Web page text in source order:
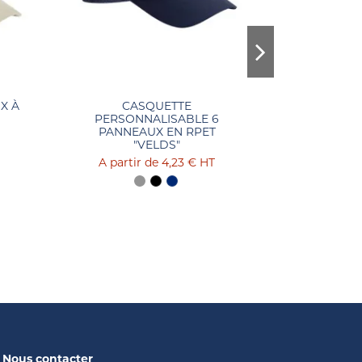
À
CASQUETTE
PERSONNALISABLE 6
PANNEAUX EN RPET
"VELDS"
4,23 € HT
Nous contacter